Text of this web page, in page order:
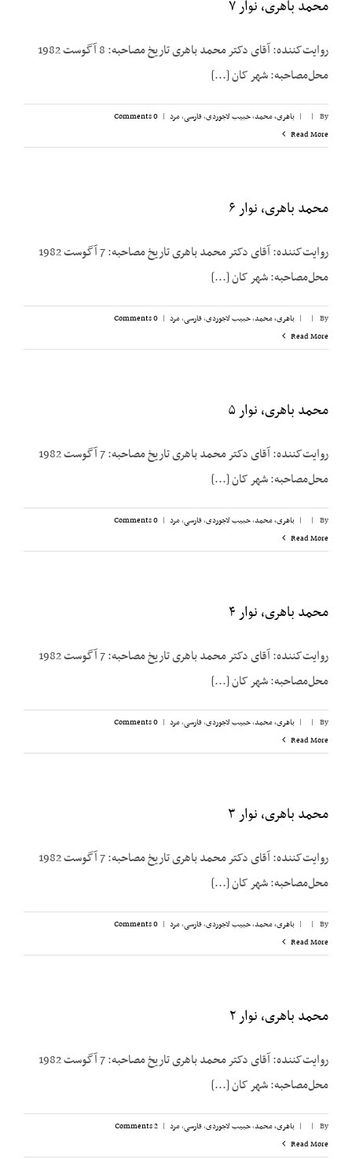
محمد باهری، نوار ۷
روایت‌کننده: آقای دکتر محمد باهری تاریخ مصاحبه: 8 آگوست 1982
محل‌مصاحبه: شهر کان [...]
By
|
| باهری، محمد,حبیب لاجوردی,فارسی,مرد |
0 Comments
Read More
محمد باهری، نوار ۶
روایت‌کننده: آقای دکتر محمد باهری تاریخ مصاحبه: 7 آگوست 1982
محل‌مصاحبه: شهر کان [...]
By
|
| باهری، محمد,حبیب لاجوردی,فارسی,مرد |
0 Comments
Read More
محمد باهری، نوار ۵
روایت‌کننده: آقای دکتر محمد باهری تاریخ مصاحبه: 7 آگوست 1982
محل‌مصاحبه: شهر کان [...]
By
|
| باهری، محمد,حبیب لاجوردی,فارسی,مرد |
0 Comments
Read More
محمد باهری، نوار ۴
روایت‌کننده: آقای دکتر محمد باهری تاریخ مصاحبه: 7 آگوست 1982
محل‌مصاحبه: شهر کان [...]
By
|
| باهری، محمد,حبیب لاجوردی,فارسی,مرد |
0 Comments
Read More
محمد باهری، نوار ۳
روایت‌کننده: آقای دکتر محمد باهری تاریخ مصاحبه: 7 آگوست 1982
محل‌مصاحبه: شهر کان [...]
By
|
| باهری، محمد,حبیب لاجوردی,فارسی,مرد |
0 Comments
Read More
محمد باهری، نوار ۲
روایت‌کننده: آقای دکتر محمد باهری تاریخ مصاحبه: 7 آگوست 1982
محل‌مصاحبه: شهر کان [...]
By
|
| باهری، محمد,حبیب لاجوردی,فارسی,مرد |
2 Comments
Read More